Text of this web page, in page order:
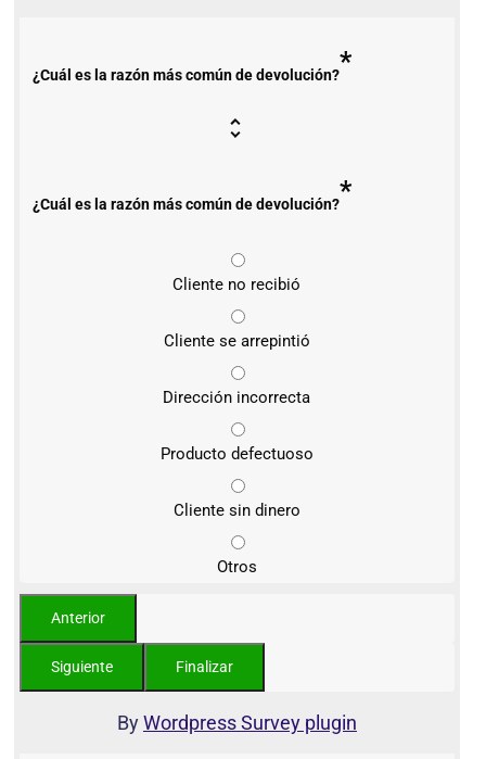
¿Cuál es la razón más común de devolución?*
¿Cuál es la razón más común de devolución?*
Cliente no recibió
Cliente se arrepintió
Dirección incorrecta
Producto defectuoso
Cliente sin dinero
Otros
ByWordpress Survey plugin